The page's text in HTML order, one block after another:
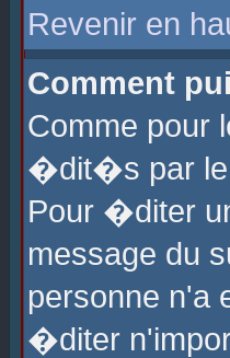
Revenir en
Comment
Comme pour
�dit�s par le
Pour �diter
message du
personne n'a
�diter